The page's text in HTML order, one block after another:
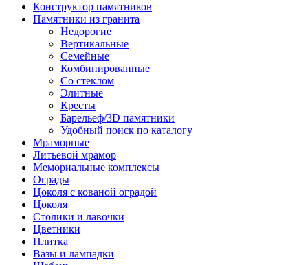
Конструктор памятников
Памятники из гранита
Недорогие
Вертикальные
Семейные
Комбинированные
Со стеклом
Элитные
Кресты
Барельеф/3D памятники
Удобный поиск по каталогу
Мраморные
Литьевой мрамор
Мемориальные комплексы
Ограды
Цоколя с кованой оградой
Цоколя
Столики и лавочки
Цветники
Плитка
Вазы и лампадки